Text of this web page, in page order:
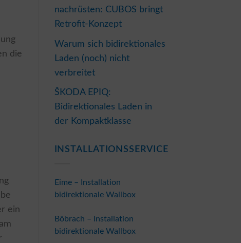
die
ein
nachrüsten: CUBOS bringt
Retrofit-Konzept
Warum sich bidirektionales
Laden (noch) nicht
verbreitet
ŠKODA EPIQ:
Bidirektionales Laden in
der Kompaktklasse
INSTALLATIONSSERVICE
Eime – Installation
bidirektionale Wallbox
Böbrach – Installation
bidirektionale Wallbox